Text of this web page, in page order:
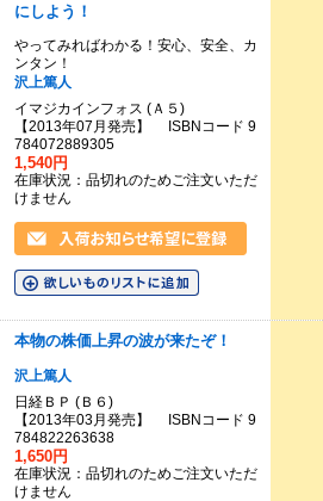
にしよう！
やってみればわかる！安心、安全、カ
ンタン！
沢上篤人
イマジカインフォス (Ａ５)
【2013年07月発売】 ISBNコード 9
784072889305
1,540円
在庫状況：品切れのためご注文いただ
けません
本物の株価上昇の波が来たぞ！
沢上篤人
日経ＢＰ (Ｂ６)
【2013年03月発売】 ISBNコード 9
784822263638
1,650円
在庫状況：品切れのためご注文いただ
けません